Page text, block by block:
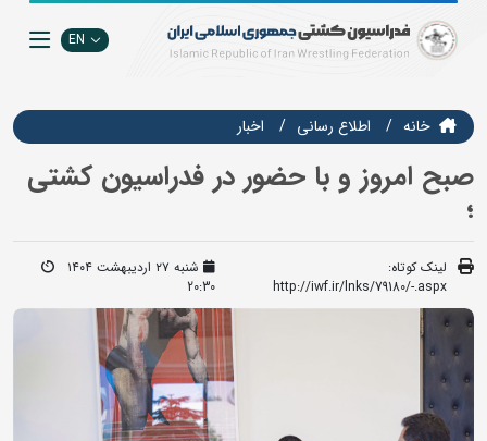
EN
خانه اطلاع رسانی اخبار
صبح امروز و با حضور در فدراسیون کشتی
؛
لینک کوتاه:
http://iwf.ir/lnks/79180/-.aspx
شنبه ۲۷ اردیبهشت ۱۴۰۴
20:30